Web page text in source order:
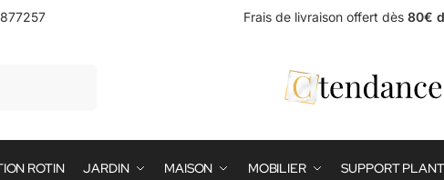
Frais de livraison offert dès 80€
ROTIN JARDIN MAISON MOBILIER SUPPORT